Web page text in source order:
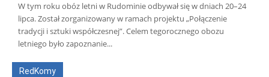
W tym roku obóz letni w Rudominie odbywał się w dniach 20–24
lipca. Został zorganizowany w ramach projektu „Połączenie
tradycji i sztuki współczesnej”. Celem tegorocznego obozu
letniego było zapoznanie...
RedKomy
Wszyscy Aleksander Borowik
Antoni Radczenko
Artur Płokszto
Grzegorz Górny
ks. Jarosław Wąsowicz SDB